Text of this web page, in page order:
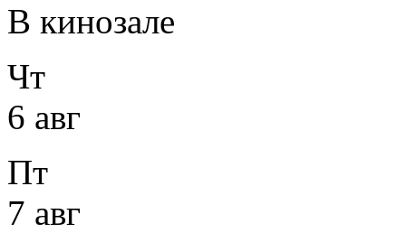
В кинозале
Чт
6 авг
Пт
7 авг